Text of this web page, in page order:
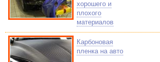
хорошего и
плохого
материалов
Карбоновая
пленка на авто